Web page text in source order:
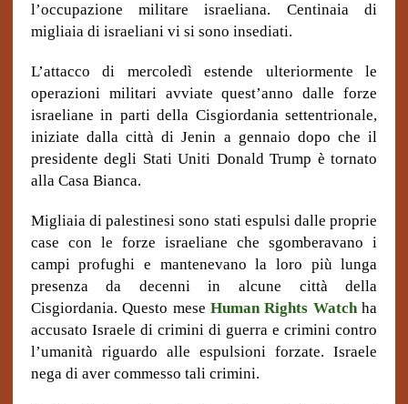
l’occupazione militare israeliana. Centinaia di
migliaia di israeliani vi si sono insediati.
L’attacco di mercoledì estende ulteriormente le
operazioni militari avviate quest’anno dalle forze
israeliane in parti della Cisgiordania settentrionale,
iniziate dalla città di Jenin a gennaio dopo che il
presidente degli Stati Uniti Donald Trump è tornato
alla Casa Bianca.
Migliaia di palestinesi sono stati espulsi dalle proprie
case con le forze israeliane che sgomberavano i
campi profughi e mantenevano la loro più lunga
presenza da decenni in alcune città della
Cisgiordania. Questo mese Human Rights Watchha
accusato Israele di crimini di guerra e crimini contro
l’umanità riguardo alle espulsioni forzate.Israele
nega di aver commesso tali crimini.